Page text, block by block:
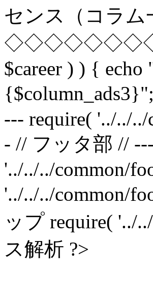
センス（コラム
$career ) ) {
--- require( '../../
- // フッタ部 //
'../../../common/
'../../../common/
ップ require( '../
ス解析 ?>